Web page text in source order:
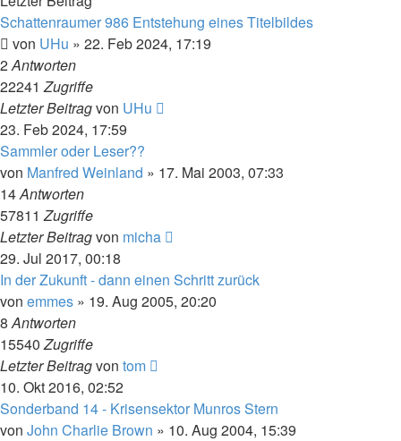
Schattenraumer 986 Entstehung eines Titelbildes
von UHu » 22. Feb 2024, 17:19
2Antworten
22241Zugriffe
Letzter Beitragvon UHu
23. Feb 2024, 17:59
Sammler oder Leser??
von Manfred Weinland » 17. Mai 2003, 07:33
14Antworten
57811Zugriffe
Letzter Beitragvon micha
29. Jul 2017, 00:18
In der Zukunft - dann einen Schritt zurück
von emmes » 19. Aug 2005, 20:20
8Antworten
15540Zugriffe
Letzter Beitragvon tom
10. Okt 2016, 02:52
Sonderband 14 - Krisensektor Munros Stern
von John Charlie Brown » 10. Aug 2004, 15:39